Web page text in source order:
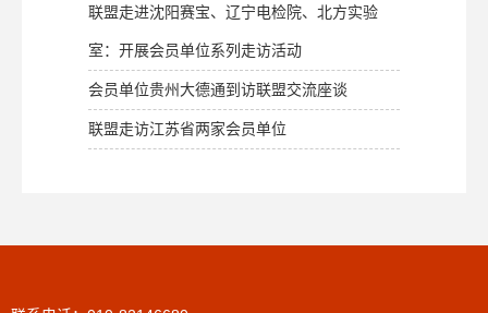
联盟走进沈阳赛宝、辽宁电检院、北方实验
室：开展会员单位系列走访活动
会员单位贵州大德通到访联盟交流座谈
联盟走访江苏省两家会员单位